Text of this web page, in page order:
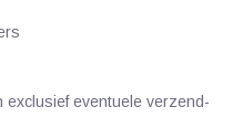
exclusief eventuele verzend-